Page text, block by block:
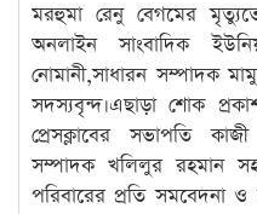
মরহুমা রেনু বেগমের
অনলাইন সাংবাদিক
নোমানী,সাধারন সম্পাদক
সদস্যবৃন্দ।এছাড়া শোক
প্রেসক্লাবের সভাপতি
সম্পাদক খলিলুর রহমান
পরিবারের প্রতি সমবেদনা